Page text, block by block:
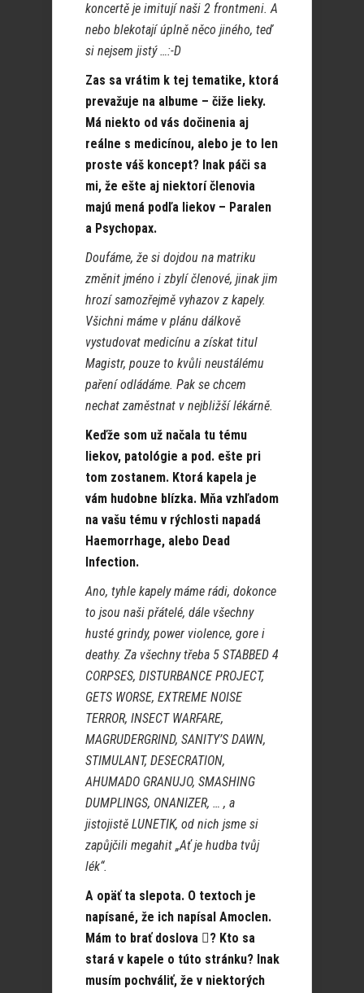
koncertě je imitují naši 2 frontmeni. A
nebo blekotají úplně něco jiného, teď
si nejsem jistý …:-D
Zas sa vrátim k tej tematike, ktorá
prevažuje na albume – čiže lieky.
Má niekto od vás dočinenia aj
reálne s medicínou, alebo je to len
proste váš koncept? Inak páči sa
mi, že ešte aj niektorí členovia
majú mená podľa liekov – Paralen
a Psychopax.
Doufáme, že si dojdou na matriku
změnit jméno i zbylí členové, jinak jim
hrozí samozřejmě vyhazov z kapely.
Všichni máme v plánu dálkově
vystudovat medicínu a získat titul
Magistr, pouze to kvůli neustálému
paření odládáme. Pak se chcem
nechat zaměstnat v nejbližší lékárně.
Keďže som už načala tu tému
liekov, patológie a pod. ešte pri
tom zostanem. Ktorá kapela je
vám hudobne blízka. Mňa vzhľadom
na vašu tému v rýchlosti napadá
Haemorrhage, alebo Dead
Infection.
Ano, tyhle kapely máme rádi, dokonce
to jsou naši přátelé, dále všechny
husté grindy, power violence, gore i
deathy. Za všechny třeba 5 STABBED 4
CORPSES, DISTURBANCE PROJECT,
GETS WORSE, EXTREME NOISE
TERROR, INSECT WARFARE,
MAGRUDERGRIND, SANITY’S DAWN,
STIMULANT, DESECRATION,
AHUMADO GRANUJO, SMASHING
DUMPLINGS, ONANIZER, … , a
jistojistě LUNETIK, od nich jsme si
zapůjčili megahit „Ať je hudba tvůj
lék“.
A opäť ta slepota. O textoch je
napísané, že ich napísal Amoclen.
Mám to brať doslova ? Kto sa
stará v kapele o túto stránku? Inak
musím pochváliť, že v niektorých